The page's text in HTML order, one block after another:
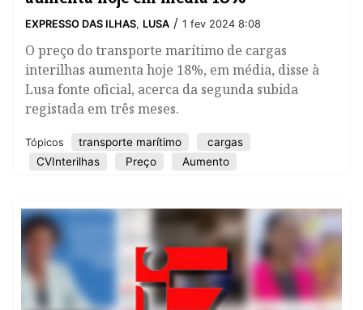
EXPRESSO DAS ILHAS, LUSA / 1 fev 2024 8:08
O preço do transporte marítimo de cargas
interilhas aumenta hoje 18%, em média, disse à
Lusa fonte oficial, acerca da segunda subida
registada em três meses.
Tópicos transporte marítimo
cargas
CVInterilhas
Preço Aumento